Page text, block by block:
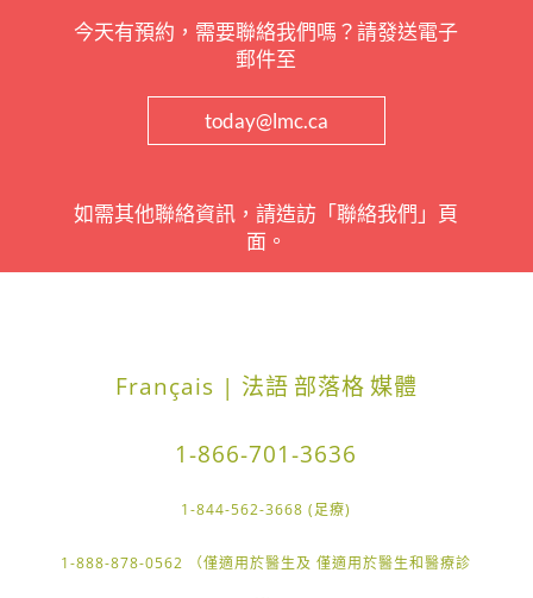
今天有預約，需要聯絡我們嗎？請發送電子
郵件至
today@lmc.ca
如需其他聯絡資訊，請造訪「聯絡我們」頁
面。
Français | 法語 部落格媒體
1-866-701-3636
1-844-562-3668 (足療)
1-888-878-0562 （僅適用於醫生及 僅適用於醫生和醫療診